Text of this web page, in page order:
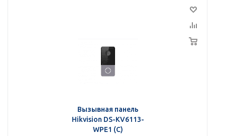
Вызывная панель
Hikvision DS-KV6113-
WPE1 (C)